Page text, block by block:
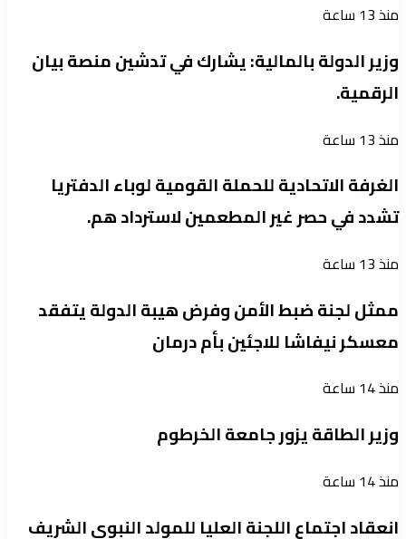
منذ 13 ساعة
وزير الدولة بالمالية: يشارك في تدشين منصة بيان
الرقمية.
منذ 13 ساعة
الغرفة الاتحادية للحملة القومية لوباء الدفتريا
تشدد في حصر غير المطعمين لاسترداد هم.
منذ 13 ساعة
ممثل لجنة ضبط الأمن وفرض هيبة الدولة يتفقد
معسكر نيفاشا للاجئين بأم درمان
منذ 14 ساعة
وزير الطاقة يزور جامعة الخرطوم
منذ 14 ساعة
انعقاد اجتماع اللجنة العليا للمولد النبوي الشريف